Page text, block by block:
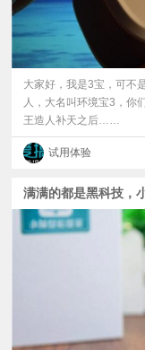
大家好，我是3宝，可不
人，大名叫环境宝3，你
王造人补天之后……
试用体验
满满的都是黑科技，